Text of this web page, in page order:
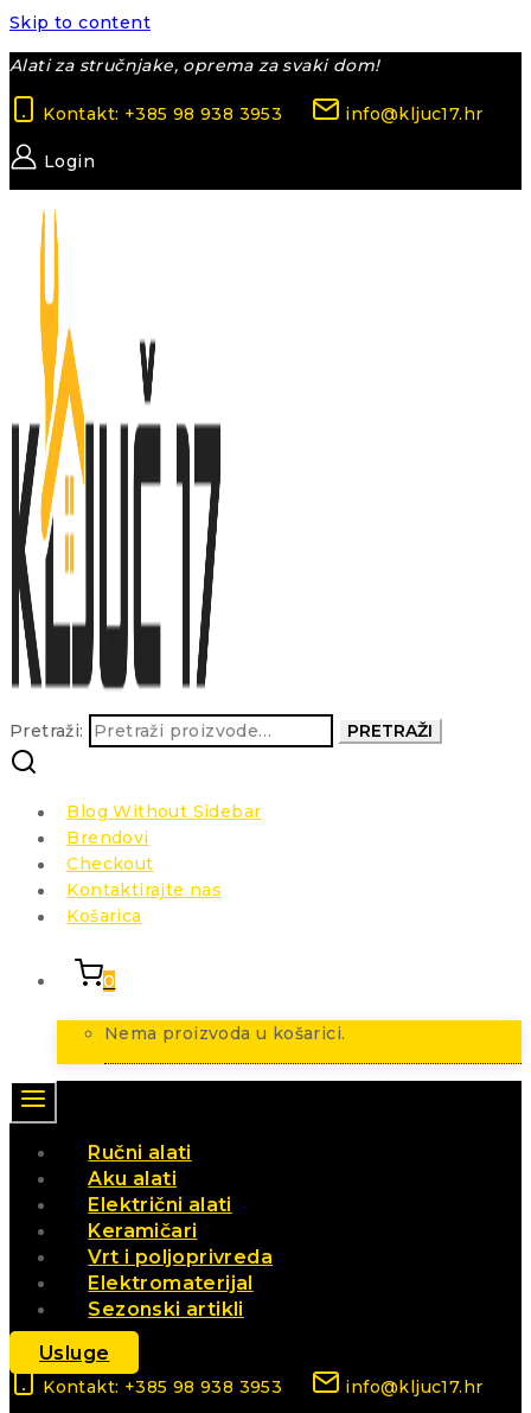
Skip to content
Alati za stručnjake, oprema za svaki dom!
Kontakt: +385 98 938 3953 info@kljuc17.hr
Login
Pretraži: PRETRAŽI
Blog Without Sidebar
Brendovi
Checkout
Kontaktirajte nas
Košarica
0
Nema proizvoda u košarici.
Ručni alati
Aku alati
Električni alati
Keramičari
Vrt i poljoprivreda
Elektromaterijal
Sezonski artikli
Usluge
Kontakt: +385 98 938 3953 info@kljuc17.hr